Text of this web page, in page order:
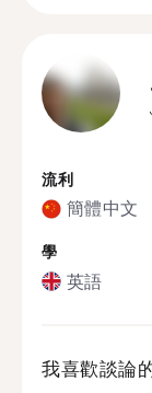
流利
簡體中文
學
英語
我喜歡談論